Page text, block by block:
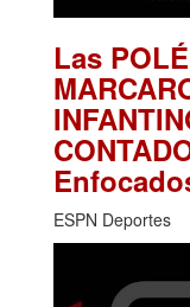
Las
ESPN Deportes